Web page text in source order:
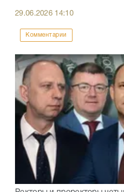
29.06.2026 14:10
Комментарии